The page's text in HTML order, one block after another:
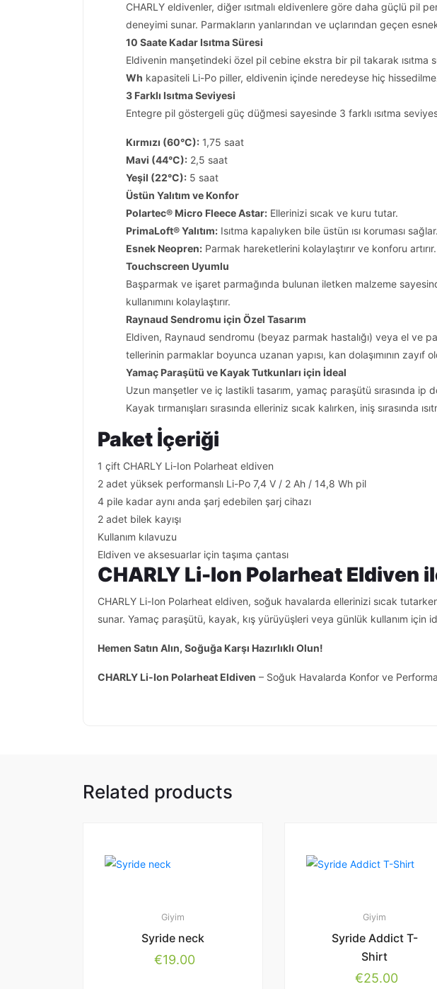
CHARLY eldivenler, diğer ısıtmalı eldivenlere göre daha güçlü pil
deneyimi sunar. Parmakların yanlarından ve uçlarından geçen
10 Saate Kadar Isıtma Süresi
Eldivenin manşetindeki özel pil cebine ekstra bir pil takarak ısıtma
Wh kapasiteli Li-Po piller, eldivenin içinde neredeyse hiç
3 Farklı Isıtma Seviyesi
Entegre pil göstergeli güç düğmesi sayesinde 3 farklı ısıtma
Kırmızı (60°C): 1,75 saat
Mavi (44°C): 2,5 saat
Yeşil (22°C): 5 saat
Üstün Yalıtım ve Konfor
Polartec® Micro Fleece Astar: Ellerinizi sıcak ve kuru tutar.
PrimaLoft® Yalıtım: Isıtma kapalıyken bile üstün ısı koruması sağlar.
Esnek Neopren: Parmak hareketlerini kolaylaştırır ve konforu artırır.
Touchscreen Uyumlu
Başparmak ve işaret parmağında bulunan iletken malzeme
kullanımını kolaylaştırır.
Raynaud Sendromu için Özel Tasarım
Eldiven, Raynaud sendromu (beyaz parmak hastalığı) veya el ve
tellerinin parmaklar boyunca uzanan yapısı, kan dolaşımının
Yamaç Paraşütü ve Kayak Tutkunları için İdeal
Uzun manşetler ve iç lastikli tasarım, yamaç paraşütü sırasında ip
Kayak tırmanışları sırasında elleriniz sıcak kalırken, iniş sırasında
Paket İçeriği
1 çift CHARLY Li-Ion Polarheat eldiven
2 adet yüksek performanslı Li-Po 7,4 V / 2 Ah / 14,8 Wh pil
4 pile kadar aynı anda şarj edebilen şarj cihazı
2 adet bilek kayışı
Kullanım kılavuzu
Eldiven ve aksesuarlar için taşıma çantası
CHARLY Li-Ion Polarheat Eldiven
CHARLY Li-Ion Polarheat eldiven, soğuk havalarda ellerinizi sıcak
sunar. Yamaç paraşütü, kayak, kış yürüyüşleri veya günlük kullanım için
Hemen Satın Alın, Soğuğa Karşı Hazırlıklı Olun!
CHARLY Li-Ion Polarheat Eldiven – Soğuk Havalarda Konfor ve
Related products
Giyim
Syride neck
€19.00
Giyim
Syride Addict T-
Shirt
€25.00